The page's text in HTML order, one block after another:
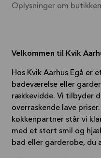
Oplysninger om butikken
Velkommen til Kvik
Hos Kvik Aarhus Egå er
badeværelse eller
rækkevidde. Vi tilbyder
overraskende lave
køkkenpartner står vi
med et stort smil og
bad eller garderobe, du